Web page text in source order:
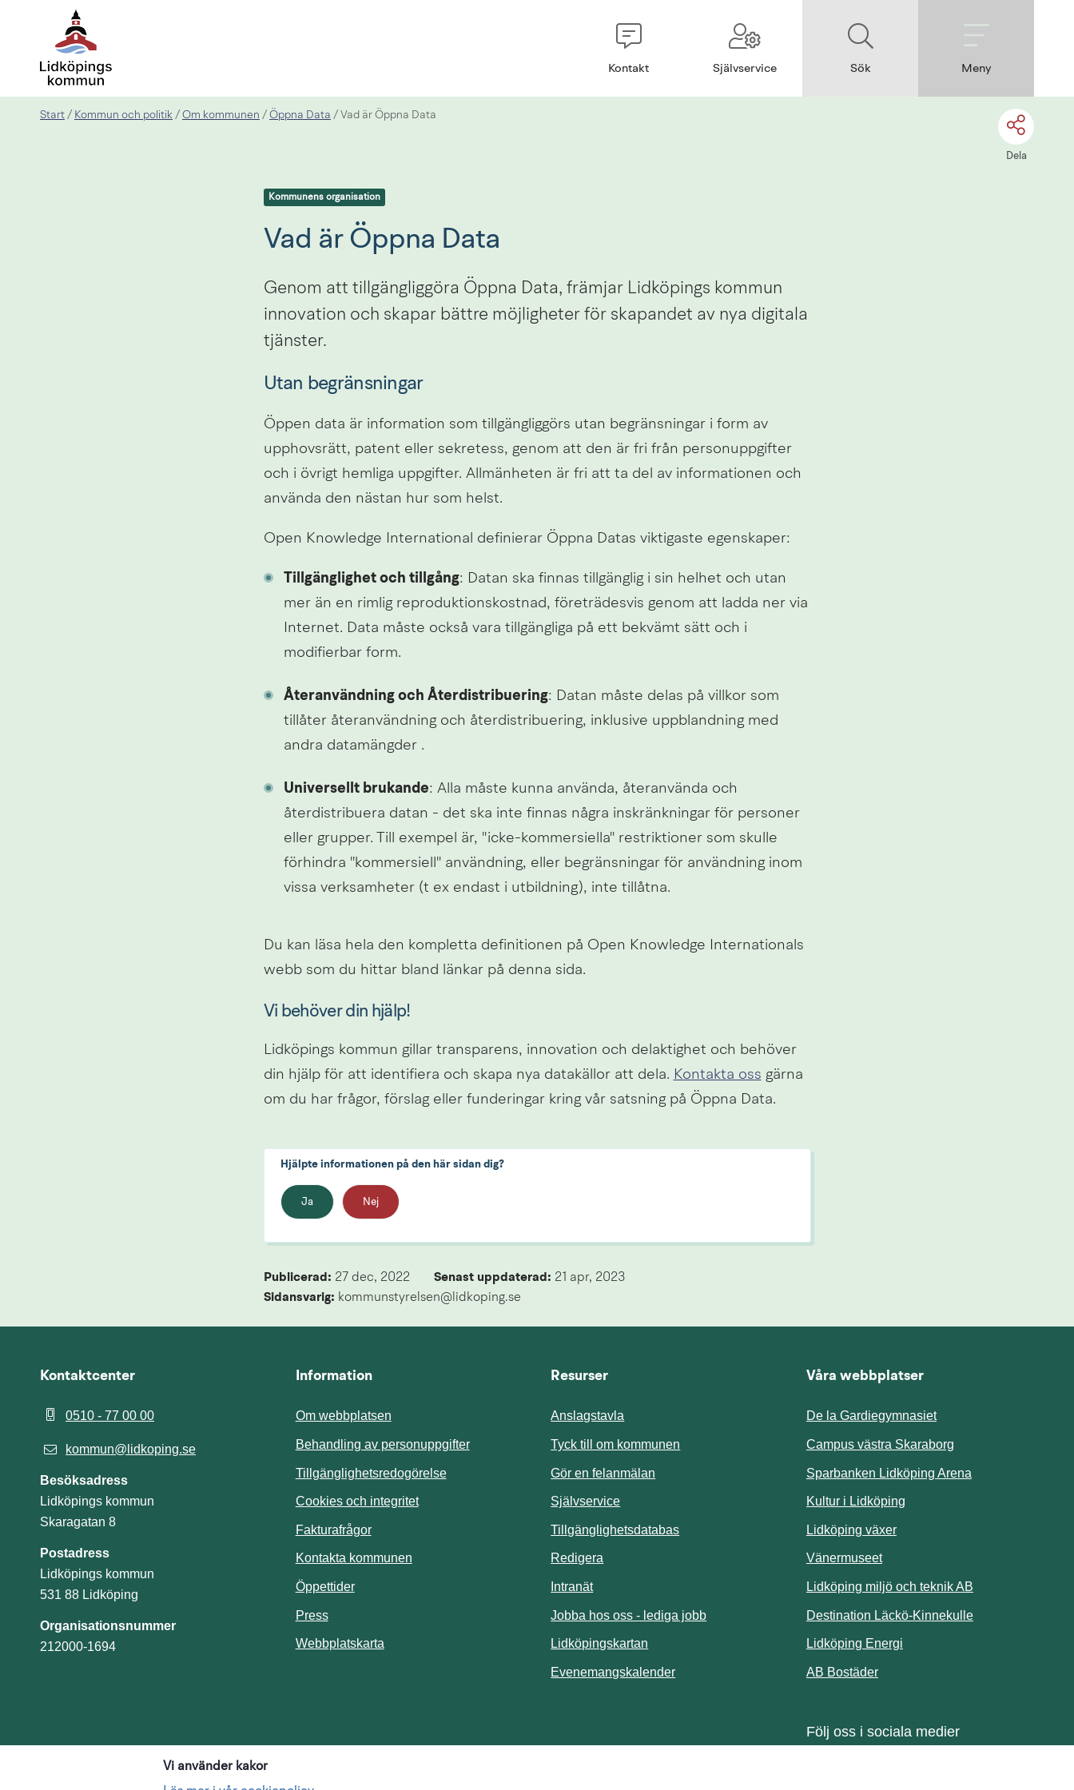
Vi använder kakor
Kontakt Självservice Sök Meny
Start / Kommun och politik / Om kommunen / Öppna Data / Vad är Öppna Data
Dela
Kommunens organisation
Vad är Öppna Data
Genom att tillgängliggöra Öppna Data, främjar Lidköpings kommun
innovation och skapar bättre möjligheter för skapandet av nya digitala
tjänster.
Utan begränsningar
Öppen data är information som tillgängliggörs utan begränsningar i form av
upphovsrätt, patent eller sekretess, genom att den är fri från personuppgifter
och i övrigt hemliga uppgifter. Allmänheten är fri att ta del av informationen och
använda den nästan hur som helst.
Open Knowledge International definierar Öppna Datas viktigaste egenskaper:
Tillgänglighet och tillgång: Datan ska finnas tillgänglig i sin helhet och utan
mer än en rimlig reproduktionskostnad, företrädesvis genom att ladda ner via
Internet. Data måste också vara tillgängliga på ett bekvämt sätt och i
modifierbar form.
Återanvändning och Återdistribuering: Datan måste delas på villkor som
tillåter återanvändning och återdistribuering, inklusive uppblandning med
andra datamängder .
Universellt brukande: Alla måste kunna använda, återanvända och
återdistribuera datan - det ska inte finnas några inskränkningar för personer
eller grupper. Till exempel är, "icke-kommersiella" restriktioner som skulle
förhindra "kommersiell" användning, eller begränsningar för användning inom
vissa verksamheter (t ex endast i utbildning), inte tillåtna.
Du kan läsa hela den kompletta definitionen på Open Knowledge Internationals
webb som du hittar bland länkar på denna sida.
Vi behöver din hjälp!
Lidköpings kommun gillar transparens, innovation och delaktighet och behöver
din hjälp för att identifiera och skapa nya datakällor att dela. Kontakta oss gärna
om du har frågor, förslag eller funderingar kring vår satsning på Öppna Data.
Hjälpte informationen på den här sidan dig?
Ja Nej
Publicerad: 27 dec, 2022 Senast uppdaterad: 21 apr, 2023
Sidansvarig: kommunstyrelsen@lidkoping.se
Kontaktcenter
0510 - 77 00 00
kommun@lidkoping.se
Besöksadress
Lidköpings kommun
Skaragatan 8
Postadress
Lidköpings kommun
531 88 Lidköping
Organisationsnummer
212000-1694
Information
Om webbplatsen
Behandling av personuppgifter
Tillgänglighetsredogörelse
Cookies och integritet
Fakturafrågor
Kontakta kommunen
Öppettider
Press
Webbplatskarta
Resurser
Anslagstavla
Tyck till om kommunen Länk till annan webbplats.
Gör en felanmälan
SjälvserviceLänk till annan webbplats.
TillgänglighetsdatabasLänk till annan webbplats.
Redigera
IntranätLänk till annan webbplats.
Jobba hos oss - lediga jobb
Lidköpingskartan
EvenemangskalenderLänk till annan webbplats.
Våra webbplatser
De la Gardiegymnasiet
Campus västra Skaraborg
Sparbanken Lidköping Arena
Kultur i Lidköping
Lidköping växer
Vänermuseet
Lidköping miljö och teknik AB
Destination Läckö-KinnekulleLänk till annan
Lidköping EnergiLänk till annan webbplats.
AB BostäderLänk till annan webbplats.
Följ oss i sociala medier